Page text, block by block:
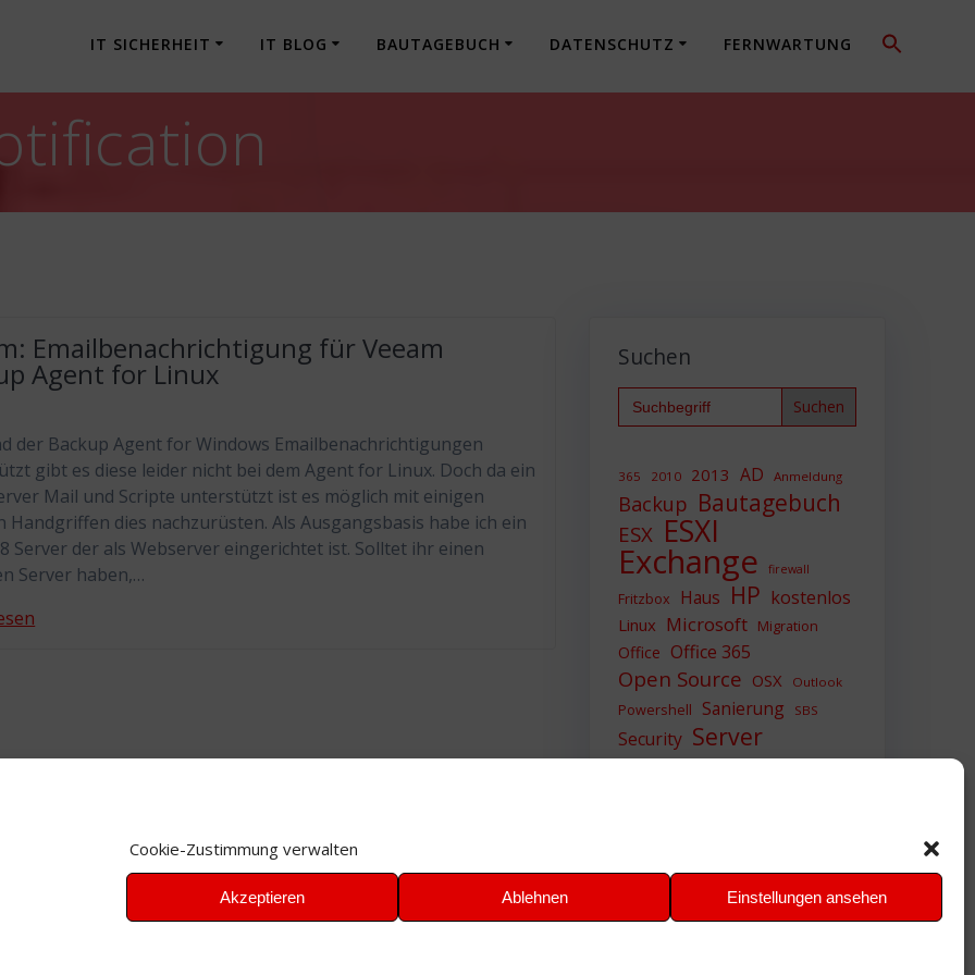
Cookie-Zustimmung verwalten
Akzeptieren Ablehnen Einstellungen ansehen
IT SICHERHEIT IT BLOG BAUTAGEBUCH DATENSCHUTZ FERNWARTUNG
Emailbenachrichtigung für Veeam
Agent for Linux
der Backup Agent for Windows Emailbenachrichtigungen
gibt es diese leider nicht bei dem Agent for Linux. Doch da ein
Mail und Scripte unterstützt ist es möglich mit einigen
Handgriffen dies nachzurüsten. Als Ausgangsbasis habe ich ein
Server der als Webserver eingerichtet ist. Solltet ihr einen
Server haben,…
Suchen
Search
for:
365 2010 2013 AD Anmeldung
Backup Bautagebuch
ESX ESXI
Exchange firewall
Fritzbox Haus HP kostenlos
Linux Microsoft Migration
Office Office 365
Open Source OSX Outlook
Powershell Sanierung SBS
Security Server
Sicherheit SIEM
VMWare VPN WAZUH
Windows Zertifikat